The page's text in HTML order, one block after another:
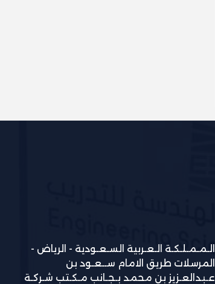
الـمـمـلـكـة الـعـربية السـعـودية - الرياض -
المرسلات طريق الامام ســعـود بن
عـبدالعـزيز بن محمد بـجـانب مـكـتب شـركـة